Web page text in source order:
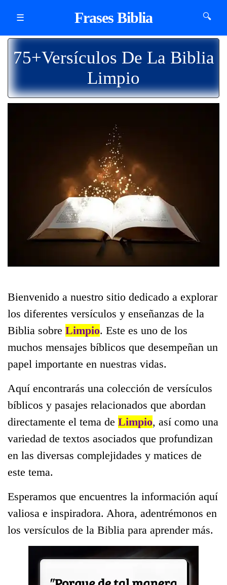
☰ Frases Biblia 🔍
75+Versículos De La Biblia
Limpio
Bienvenido a nuestro sitio dedicado a explorar
los diferentes versículos y enseñanzas de la
Biblia sobre Limpio. Este es uno de los
muchos mensajes bíblicos que desempeñan un
papel importante en nuestras vidas.
Aquí encontrarás una colección de versículos
bíblicos y pasajes relacionados que abordan
directamente el tema de Limpio, así como una
variedad de textos asociados que profundizan
en las diversas complejidades y matices de
este tema.
Esperamos que encuentres la información aquí
valiosa e inspiradora. Ahora, adentrémonos en
los versículos de la Biblia para aprender más.